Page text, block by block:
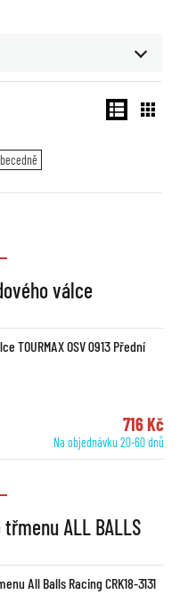
válce
TOURMAX OSV 0913 Přední
716 Kč
Na objednávku 20-60 dnů
ALL BALLS
All Balls Racing CRK18-3131